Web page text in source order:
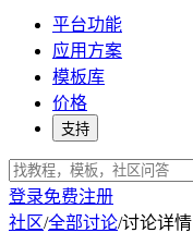
平台功能
应用方案
模板库
价格
支持
登录免费注册
社区/全部讨论/讨论详情